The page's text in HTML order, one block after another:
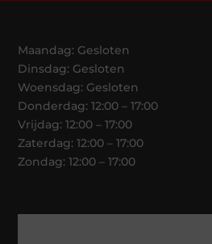
Maandag: Gesloten
Dinsdag: Gesloten
Woensdag: Gesloten
Donderdag: 12:00 – 17:00
Vrijdag: 12:00 – 17:00
Zaterdag: 12:00 – 17:00
Zondag: 12:00 – 17:00